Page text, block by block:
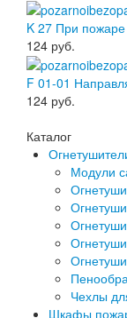
K 27 При пожаре
124 руб.
F 01-01
124 руб.
Каталог
Модули
Чехлы
Шкафы